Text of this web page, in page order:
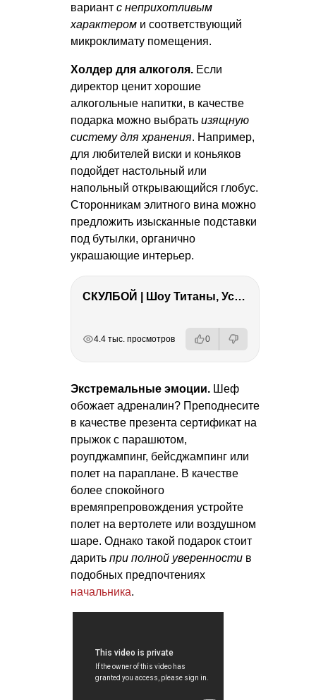
вариант с неприхотливым
характером и соответствующий
микроклимату помещения.
Холдер для алкоголя. Если
директор ценит хорошие
алкогольные напитки, в качестве
подарка можно выбрать изящную
систему для хранения. Например,
для любителей виски и коньяков
подойдет настольный или
напольный открывающийся глобус.
Сторонникам элитного вина можно
предложить изысканные подставки
под бутылки, органично
украшающие интерьер.
СКУЛБОЙ | Шоу Титаны, Усейн Болт, Ларрат, Зашквар!
4.4 тыс. просмотров 0
Экстремальные эмоции. Шеф
обожает адреналин? Преподнесите
в качестве презента сертификат на
прыжок с парашютом,
роупджампинг, бейсджампинг или
полет на параплане. В качестве
более спокойного
времяпрепровождения устройте
полет на вертолете или воздушном
шаре. Однако такой подарок стоит
дарить при полной уверенности в
подобных предпочтениях
начальника.